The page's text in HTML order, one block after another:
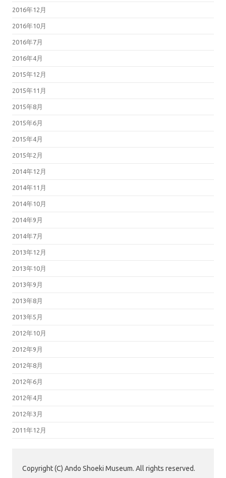
2016年12月
2016年10月
2016年7月
2016年4月
2015年12月
2015年11月
2015年8月
2015年6月
2015年4月
2015年2月
2014年12月
2014年11月
2014年10月
2014年9月
2014年7月
2013年12月
2013年10月
2013年9月
2013年8月
2013年5月
2012年10月
2012年9月
2012年8月
2012年6月
2012年4月
2012年3月
2011年12月
Copyright (C) Ando Shoeki Museum. All rights reserved.